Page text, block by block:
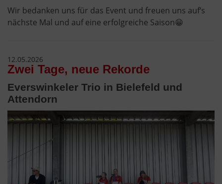
Wir bedanken uns für das Event und freuen uns auf‘s
nächste Mal und auf eine erfolgreiche Saison😁
12.05.2026
Zwei Tage, neue Rekorde
Everswinkeler Trio in Bielefeld und
Attendorn